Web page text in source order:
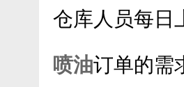
仓库人员每日
喷油订单的需